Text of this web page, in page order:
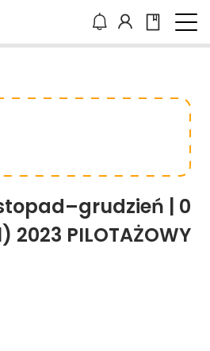
| 0
2023 PILOTAŻOWY